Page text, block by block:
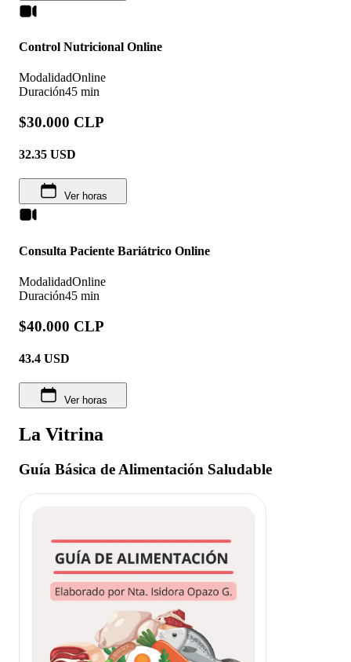
Control Nutricional Online
ModalidadOnline
Duración45 min
$30.000 CLP
32.35 USD
Ver horas
Consulta Paciente Bariátrico Online
ModalidadOnline
Duración45 min
$40.000 CLP
43.4 USD
Ver horas
La Vitrina
Guía Básica de Alimentación Saludable